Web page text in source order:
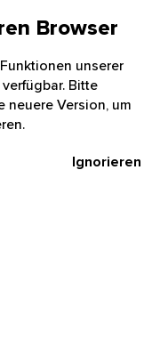
Browser
unserer
Bitte
neuere Version, um
Ignorieren